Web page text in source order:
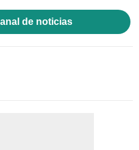
de noticias